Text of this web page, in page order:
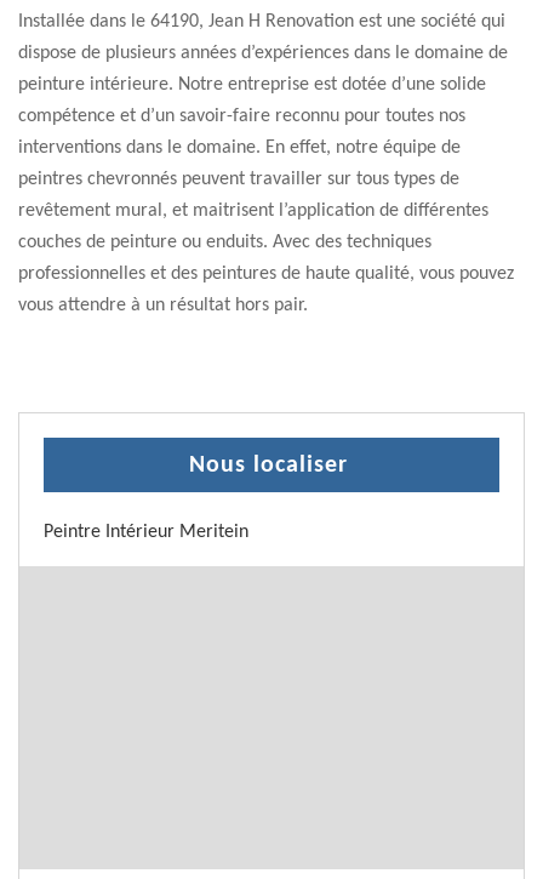
Installée dans le 64190, Jean H Renovation est une société qui
dispose de plusieurs années d’expériences dans le domaine de
peinture intérieure. Notre entreprise est dotée d’une solide
compétence et d’un savoir-faire reconnu pour toutes nos
interventions dans le domaine. En effet, notre équipe de
peintres chevronnés peuvent travailler sur tous types de
revêtement mural, et maitrisent l’application de différentes
couches de peinture ou enduits. Avec des techniques
professionnelles et des peintures de haute qualité, vous pouvez
vous attendre à un résultat hors pair.
Nous localiser
Peintre Intérieur Meritein